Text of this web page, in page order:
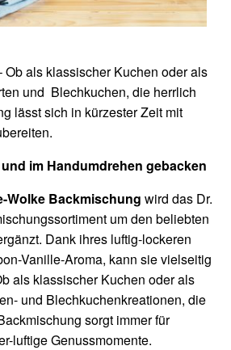
Ob als klassischer Kuchen oder als
und Blechkuchen, die herrlich
lässt sich in kürzester Zeit mit
im Handumdrehen gebacken
Wolke Backmischung wird das Dr.
um den beliebten
Dank ihres luftig-lockeren
Vanille-Aroma, kann sie vielseitig
als klassischer Kuchen oder als
und Blechkuchenkreationen, die
sorgt immer für
luftige Genussmomente.